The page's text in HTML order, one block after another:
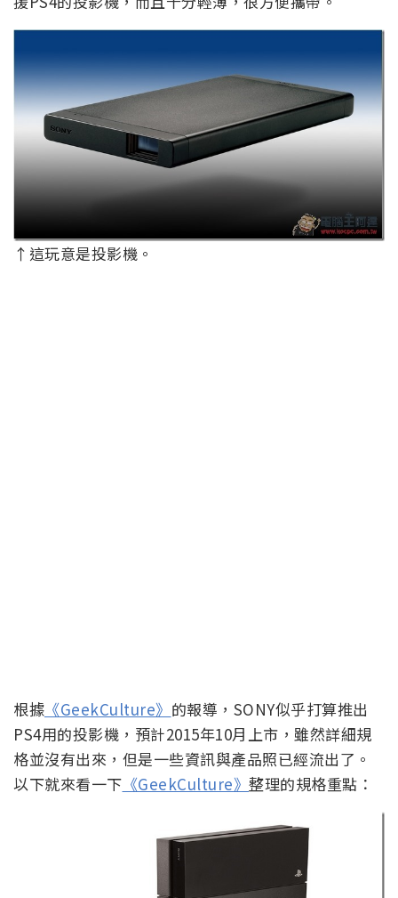
↑這玩意是投影機。
根據 《GeekCulture》 的報導，SONY似乎打算推出
PS4用的投影機，預計2015年10月上市，雖然詳細規
格並沒有出來，但是一些資訊與產品照已經流出了。
以下就來看一下 《GeekCulture》 整理的規格重點：